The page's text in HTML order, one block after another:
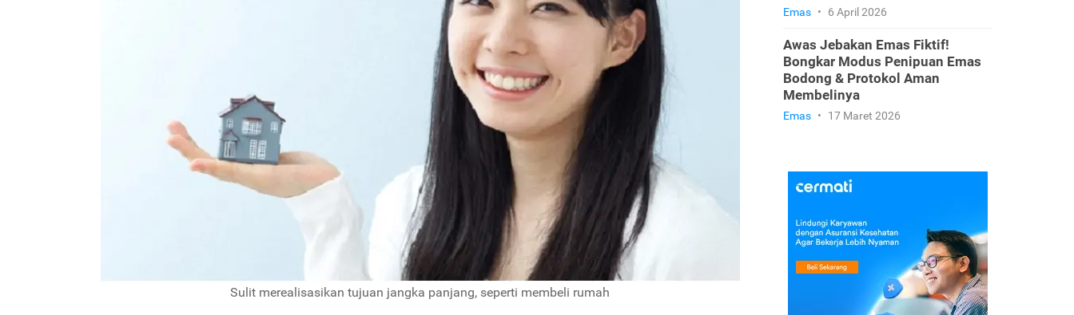
Sulit merealisasikan tujuan jangka panjang, seperti membeli rumah
Emas • 6 April 2026
Awas Jebakan Emas Fiktif!
Bongkar Modus Penipuan Emas
Bodong & Protokol Aman
Membelinya
Emas • 17 Maret 2026